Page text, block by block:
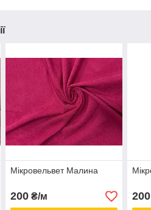
Мікровельвет Малина
200₴/м 200